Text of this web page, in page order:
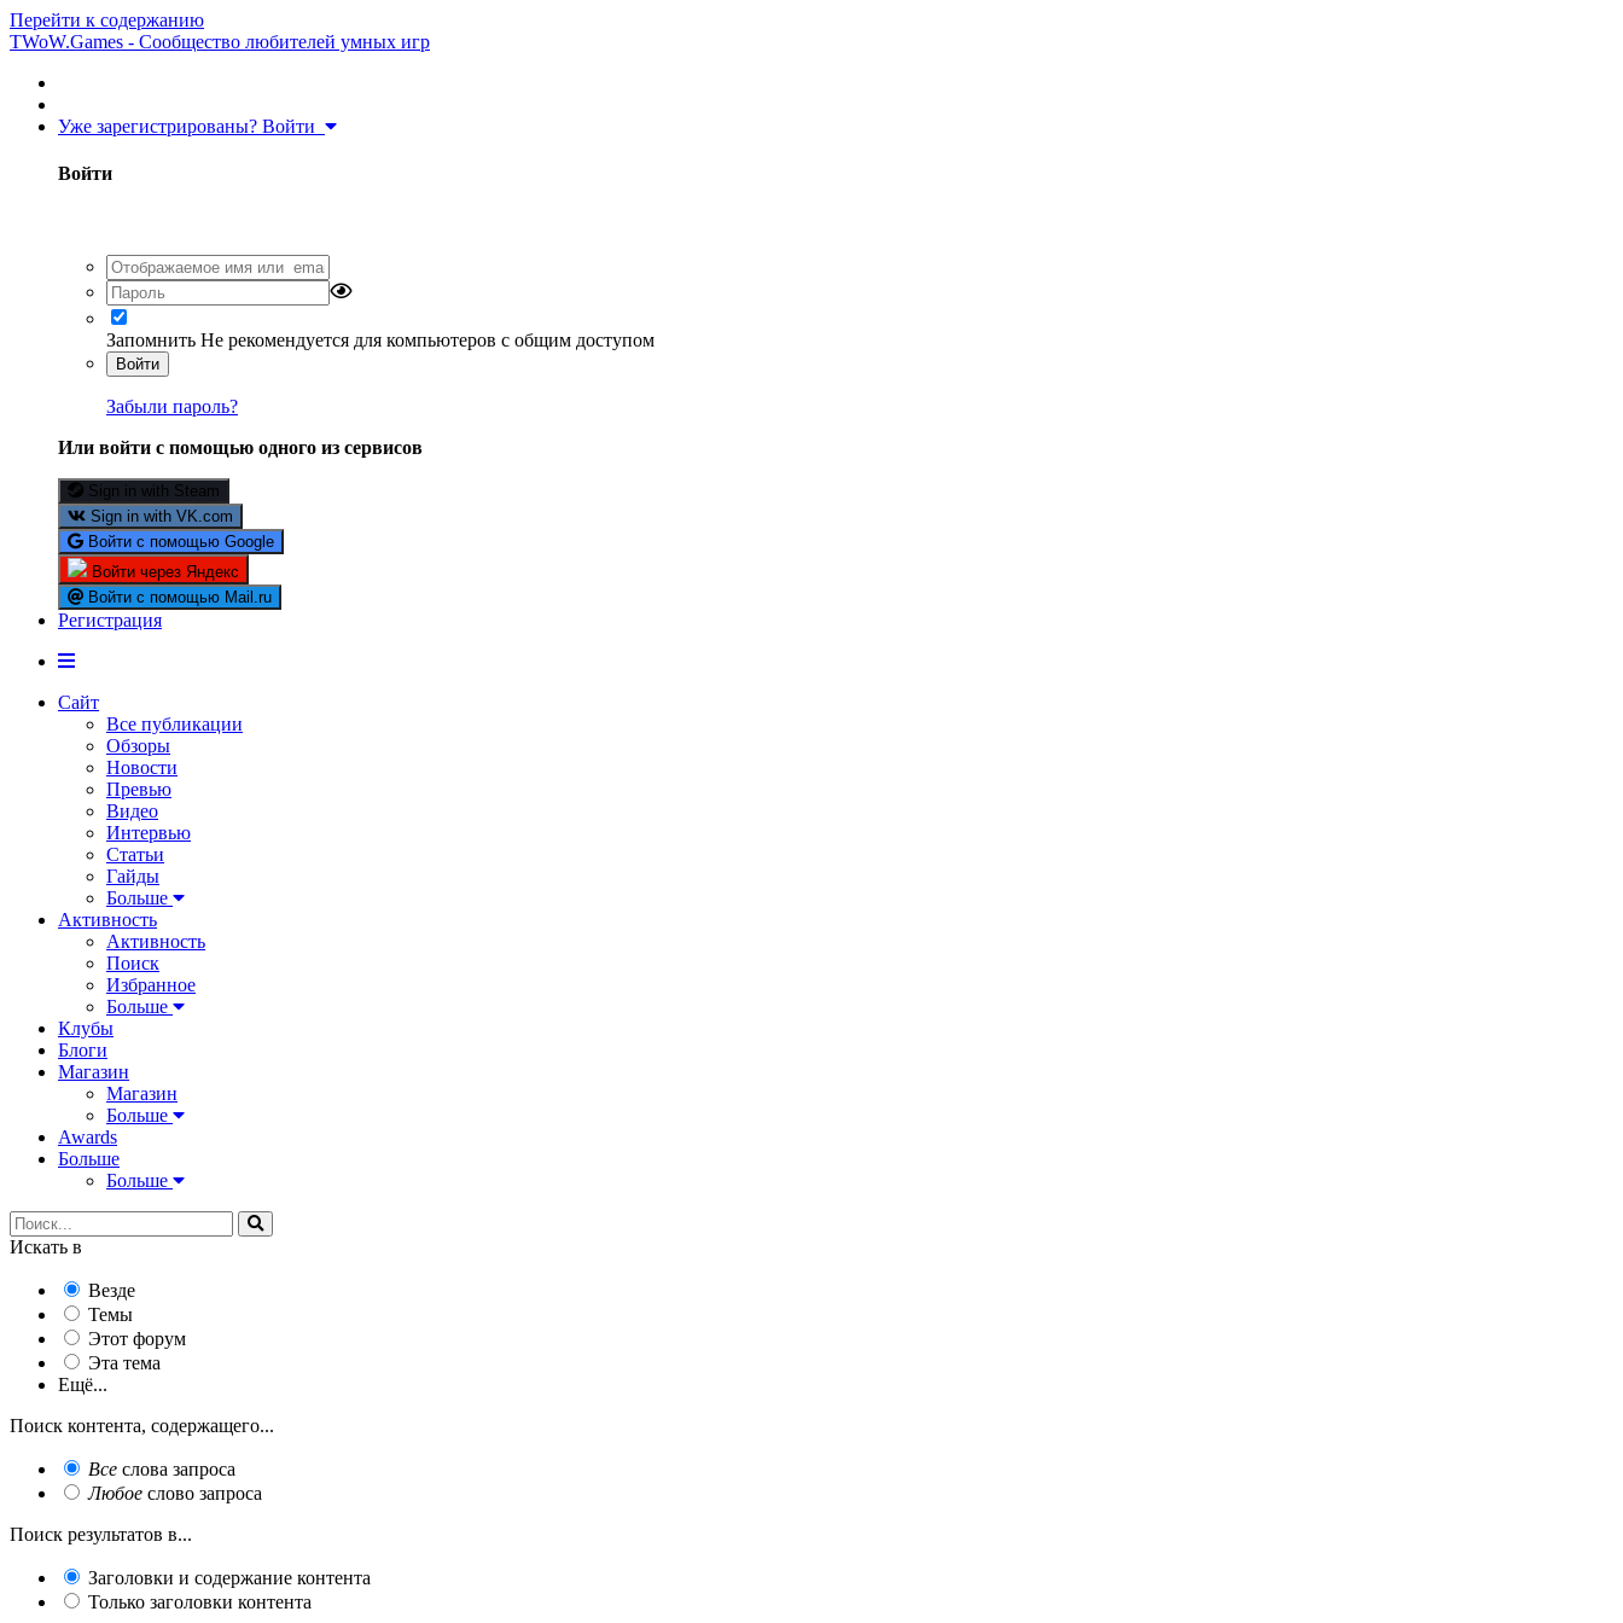
Перейти к содержанию
TWoW.Games - Сообщество любителей умных игр
Уже зарегистрированы? Войти
Войти
Запомнить Не рекомендуется для компьютеров с общим доступом
Войти
Забыли пароль?
Или войти с помощью одного из сервисов
Sign in with Steam
Sign in with VK.com
Войти с помощью Google
Войти через Яндекс
Войти с помощью Mail.ru
Регистрация
Сайт
Все публикации
Обзоры
Новости
Превью
Видео
Интервью
Статьи
Гайды
Больше
Активность
Активность
Поиск
Избранное
Больше
Клубы
Блоги
Магазин
Магазин
Больше
Awards
Больше
Больше
Искать в
Везде
Темы
Этот форум
Эта тема
Ещё...
Поиск контента, содержащего...
Все слова запроса
Любое слово запроса
Поиск результатов в...
Заголовки и содержание контента
Только заголовки контента